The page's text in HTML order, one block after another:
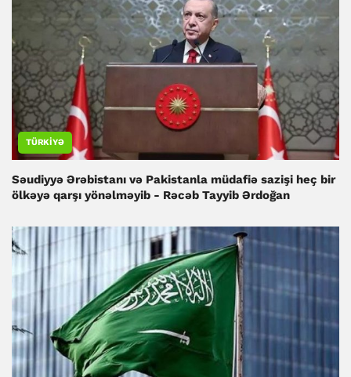
TÜRKIYƏ
Səudiyyə Ərəbistanı və Pakistanla müdafiə sazişi heç bir
ölkəyə qarşı yönəlməyib - Rəcəb Tayyib Ərdoğan